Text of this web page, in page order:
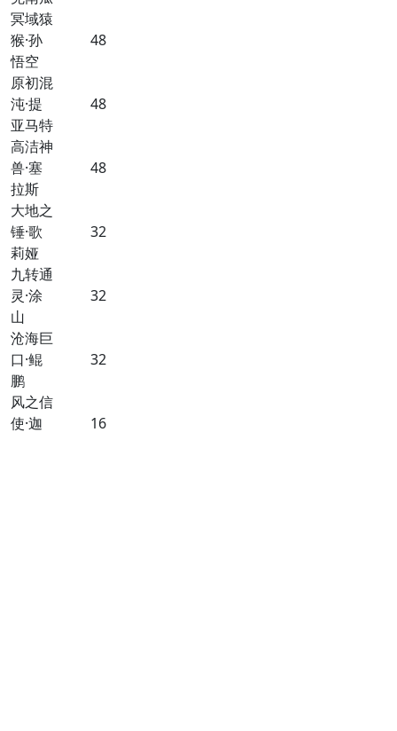
冥域猿
猴·孙
悟空
48
原初混
沌·提
亚马特
48
高洁神
兽·塞
拉斯
48
大地之
锤·歌
莉娅
32
九转通
灵·涂
山
32
沧海巨
口·鲲
鹏
32
风之信
使·迦
16